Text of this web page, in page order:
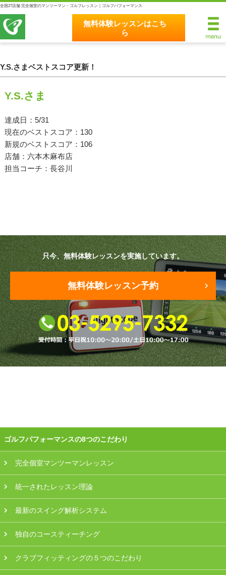
全国27店舗 完全個室のマンツーマン・ゴルフレッスン｜ゴルフパフォーマンス
無料体験レッスンはこち
ら
無料体験レッスンはこちら
統一されたレッスン理論
最新のスイング解析システム
原田メソッド
エゴスキューメソッド
ゴルフが楽しみたい（初心者）
短期間での上達（初心者）
シングルを目指したい（中・上級者）
プラン・料金
店舗一覧
東京
関東（神奈川・埼玉・千葉）
中部（静岡・愛知）
Y.S.さまベストスコア更新！
Y.S.さま
達成日：5/31
現在のベストスコア：130
新規のベストスコア：106
店舗：六本木麻布店
担当コーチ：長谷川
只今、無料体験レッスンを実施しています。
無料体験レッスン予約
ゴルフパフォーマンスの8つのこだわり
完全個室マンツーマンレッスン
統一されたレッスン理論
最新のスイング解析システム
独自のコースティーチング
クラブフィッティングの５つのこだわり